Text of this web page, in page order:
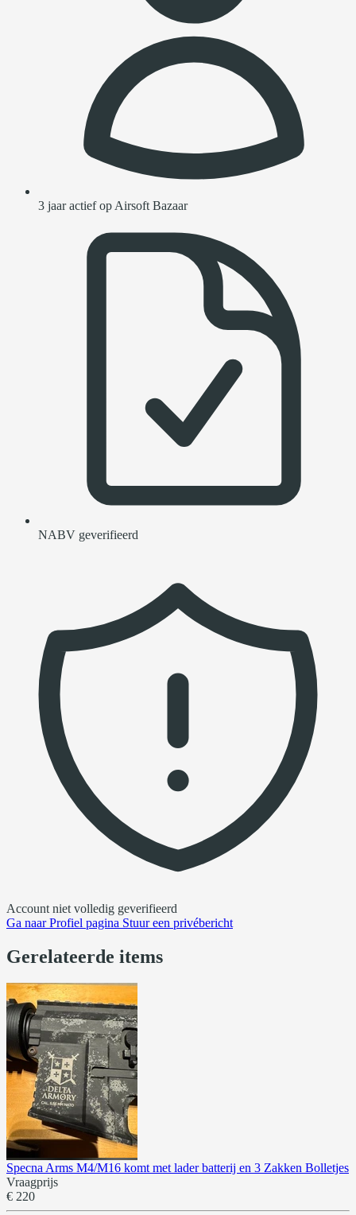
3 jaar actief op Airsoft Bazaar
NABV geverifieerd
Account niet volledig geverifieerd
Ga naarProfiel pagina Stuur een privébericht
Gerelateerde items
Specna Arms M4/M16 komt met lader batterij en 3 Zakken Bolletjes
Vraagprijs
€ 220